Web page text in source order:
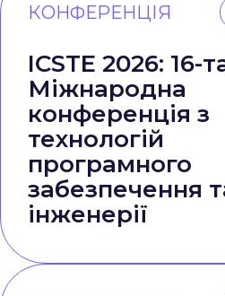
КОНФЕРЕНЦІЯ
ICSTE 2026: 16-
Міжнародна
конференція з
технологій
програмного
забезпечення
інженерії